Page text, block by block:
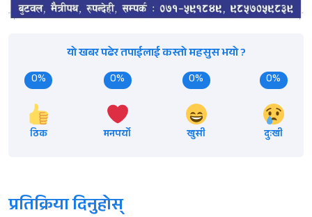
यो खबर पढेर तपाईलाई कस्तो महसुस भयो ?
0%
ठिक
0%
मनपर्यो
0%
खुसी
0%
दुःखी
प्रतिक्रिया दिनुहोस्